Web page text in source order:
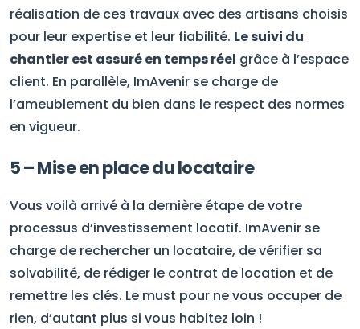
réalisation de ces travaux avec des artisans choisis
pour leur expertise et leur fiabilité. Le suivi du
chantier est assuré en temps réel grâce à l’espace
client. En parallèle, ImAvenir se charge de
l’ameublement du bien dans le respect des normes
en vigueur.
5 – Mise en place du locataire
Vous voilà arrivé à la dernière étape de votre
processus d’investissement locatif. ImAvenir se
charge de rechercher un locataire, de vérifier sa
solvabilité, de rédiger le contrat de location et de
remettre les clés. Le must pour ne vous occuper de
rien, d’autant plus si vous habitez loin !